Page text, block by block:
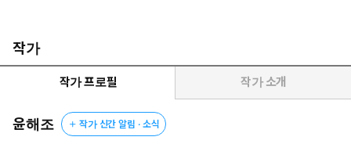
마음을 바라지 않는 대신 몸만 가져간다.
그렇게 서로 동의를 했고, 그렇게 시작한 관계였다.
그러나 남자는 조금씩 마음을 바라기 시작했고,
여자는 더 이상 몸을 줄 수 없게 되었다.
작가
작가 프로필 작가 소개
윤해조 작가 신간 알림 · 소식